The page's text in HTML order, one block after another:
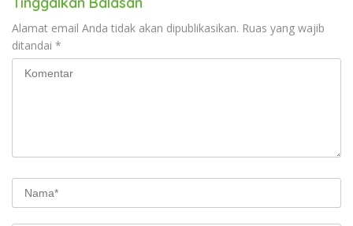
Alamat email Anda tidak akan dipublikasikan. Ruas yang wajib
ditandai *